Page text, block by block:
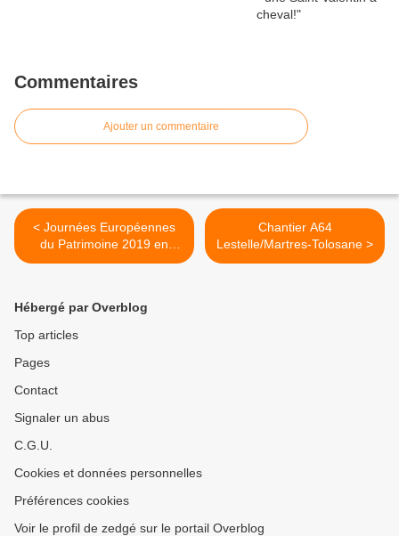
Commentaires
Ajouter un commentaire
< Journées Européennes
du Patrimoine 2019 en
Cagire Garonne Salat
Chantier A64
Lestelle/Martres-Tolosane >
Hébergé par Overblog
Top articles
Pages
Contact
Signaler un abus
C.G.U.
Cookies et données personnelles
Préférences cookies
Voir le profil de zedgé sur le portail Overblog